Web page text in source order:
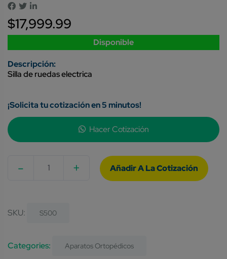
$17,999.99
Disponible
Silla de ruedas electrica
¡Solicita tu cotización en 5 minutos!
Hacer Cotización
- +
SKU: S500
Categories: Aparatos Ortopédicos